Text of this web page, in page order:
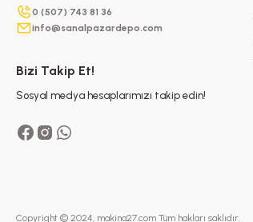
0 (507) 743 81 36
info@sanalpazardepo.com
Bizi Takip Et!
Sosyal medya hesaplarımızı takip edin!
Copyright © 2024, makina27.com Tüm hakları saklıdır.